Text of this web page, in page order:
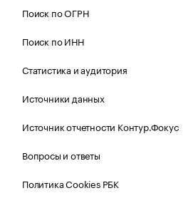
Поиск по ОГРН
Поиск по ИНН
Статистика и аудитория
Источники данных
Источник отчетности Контур.Фокус
Вопросы и ответы
Политика Cookies РБК